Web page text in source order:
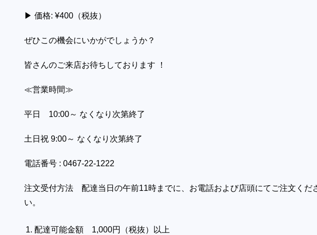
▶︎ 価格: ¥400（税抜）
ぜひこの機会にいかがでしょうか？
皆さんのご来店お待ちしております ！
≪営業時間≫
平日 10:00～ なくなり次第終了
土日祝 9:00～ なくなり次第終了
電話番号 : 0467-22-1222
注文受付方法 配達当日の午前11時までに、お電話および店頭にてご注文くだ
い。
配達可能金額 1,000円（税抜）以上